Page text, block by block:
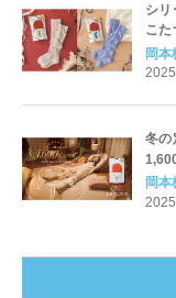
シ
こた
量限
岡本
冬の
『ま
岡本